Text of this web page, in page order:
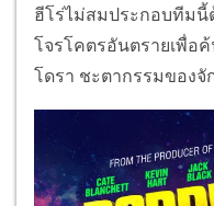
ฮีโร่ไม่สมประกอบทีมนี้
โจรโคตรอันตรายเพื่อ
โดรา ชะตากรรมของจั